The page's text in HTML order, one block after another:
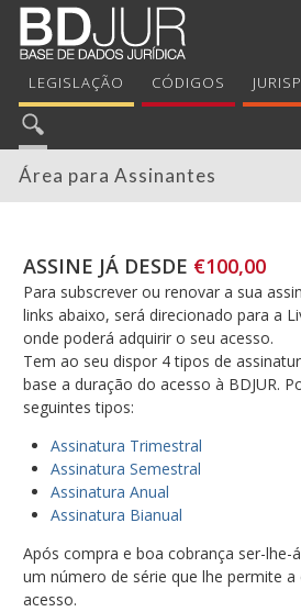
LEGISLAÇÃO CÓDIGOS
Área para Assinantes
ASSINE JÁ DESDE €100,00
Para subscrever ou renovar a sua
links abaixo, será direcionado para a
onde poderá adquirir o seu acesso.
Tem ao seu dispor 4 tipos de
base a duração do acesso à BDJUR.
seguintes tipos:
Assinatura Trimestral
Assinatura Semestral
Assinatura Anual
Assinatura Bianual
Após compra e boa cobrança ser-lhe-
um número de série que lhe permite a
acesso.